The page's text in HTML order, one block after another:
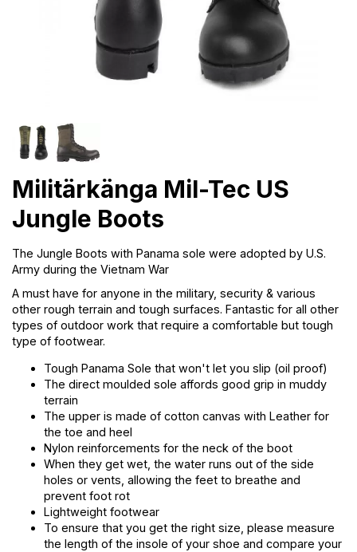
Militärkänga Mil-Tec US
Jungle Boots
The Jungle Boots with Panama sole were adopted by U.S.
Army during the Vietnam War
A must have for anyone in the military, security & various
other rough terrain and tough surfaces. Fantastic for all other
types of outdoor work that require a comfortable but tough
type of footwear.
Tough Panama Sole that won't let you slip (oil proof)
The direct moulded sole affords good grip in muddy
terrain
The upper is made of cotton canvas with Leather for
the toe and heel
Nylon reinforcements for the neck of the boot
When they get wet, the water runs out of the side
holes or vents, allowing the feet to breathe and
prevent foot rot
Lightweight footwear
To ensure that you get the right size, please measure
the length of the insole of your shoe and compare your